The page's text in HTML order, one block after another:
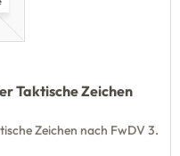
Taktische Zeichen
Zeichen nach FwDV 3.